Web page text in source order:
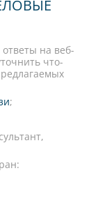
на веб-
что-
;